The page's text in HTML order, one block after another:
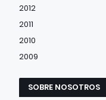
2012
2011
2010
2009
SOBRE NOSOTROS